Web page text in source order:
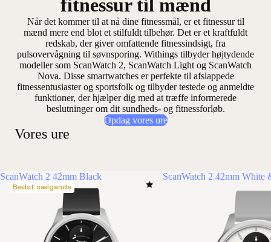
fitnessur til mænd
Når det kommer til at nå dine fitnessmål, er et fitnessur til
mænd mere end blot et stilfuldt tilbehør. Det er et kraftfuldt
redskab, der giver omfattende fitnessindsigt, fra
pulsovervågning til søvnsporing. Withings tilbyder højtydende
modeller som ScanWatch 2, ScanWatch Light og ScanWatch
Nova. Disse smartwatches er perfekte til afslappede
fitnessentusiaster og sportsfolk og tilbydertestede og anmeldte
funktioner, der hjælper dig med at træffe informerede
beslutninger om dit sundheds- og fitnessforløb.
Opdag vores ure
Vores ure
ScanWatch 2 42mm Black
Bedst sælgende
ScanWatch 2 42mm White